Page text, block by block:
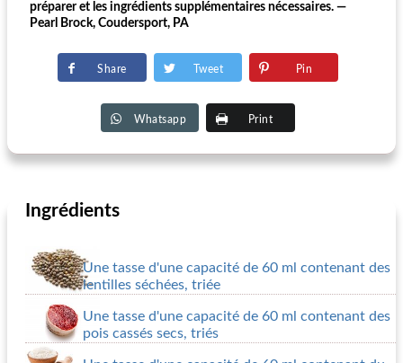
préparer et les ingrédients supplémentaires nécessaires. —
Pearl Brock, Coudersport, PA
Share Tweet Pin
Whatsapp Print
Ingrédients
Une tasse d'une capacité de 60 ml contenant des
lentilles séchées, triée
Une tasse d'une capacité de 60 ml contenant des
pois cassés secs, triés